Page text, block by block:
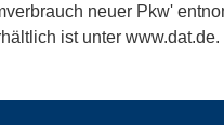
neuer Pkw'
ist unter www.dat.de.